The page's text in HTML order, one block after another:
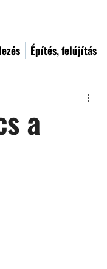
Építés, felújítás
a